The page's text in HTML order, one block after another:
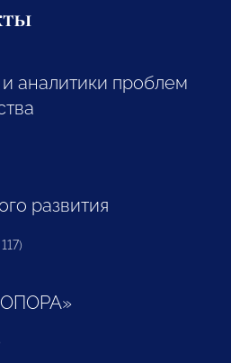
аналитики проблем
развития